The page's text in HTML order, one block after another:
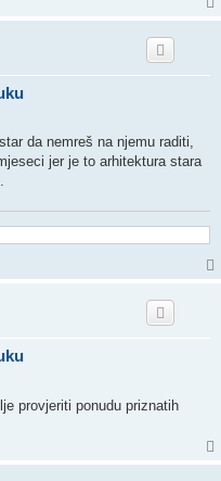
da nemreš na njemu raditi,
jer je to arhitektura stara
provjeriti ponudu priznatih